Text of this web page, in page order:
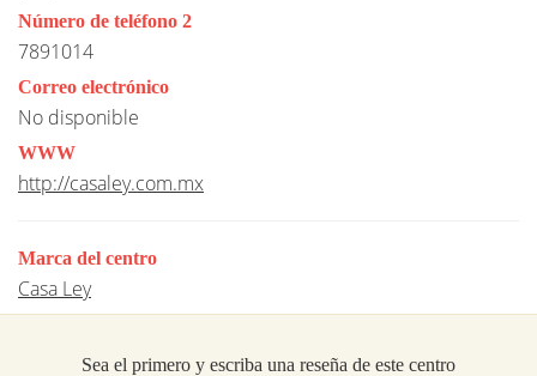
Número de teléfono 2
7891014
Correo electrónico
No disponible
WWW
http://casaley.com.mx
Marca del centro
Casa Ley
Sea el primero y escriba una reseña de este centro